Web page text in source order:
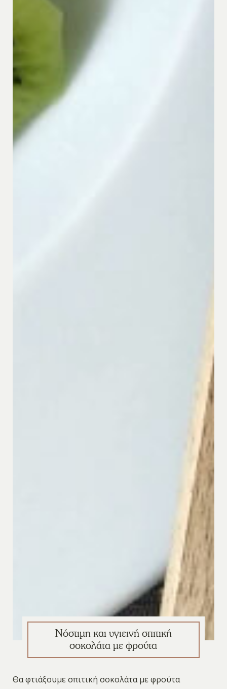
Νόστιμη και υγιεινή σπιτική
σοκολάτα με φρούτα
Θα φτιάξουμε σπιτική σοκολάτα με φρούτα